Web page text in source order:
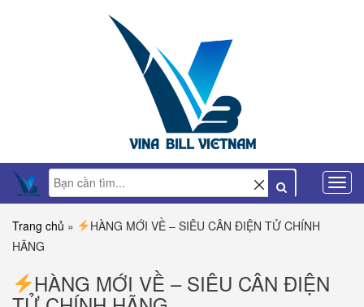
Trang chủ »
HÀNG MỚI VỀ – SIÊU CÂN ĐIỆN TỬ CHÍNH
HÃNG
HÀNG MỚI VỀ – SIÊU CÂN ĐIỆN